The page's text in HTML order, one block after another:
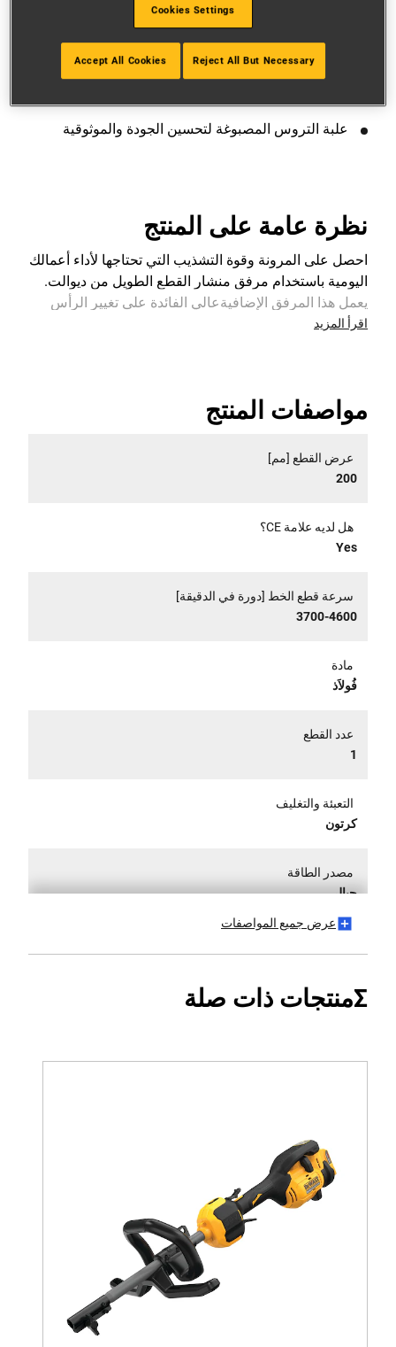
حماية إحترافية لتشغيل آمن
علبة التروس المصبوغة لتحسين الجودة والموثوقية
نظرة عامة على المنتج
احصل على المرونة وقوة التشذيب التي تحتاجها لأداء أعمالك
اليومية باستخدام مرفق منشار القطع الطويل من ديوالت.
يعمل هذا المرفق الإضافيةعالي الفائدة على تغيير الرأس
للوصول بشكل أكبر إلى الأماكن المختلفة. تتوفر مرفقات
إضافية للتحويل إلى أدوات خارجية أخرى.
اقرأ المزيد
مواصفات المنتج
عرض القطع [مم]
200
هل لديه علامة CE؟
Yes
سرعة قطع الخط [دورة في الدقيقة]
3700-4600
مادة
فُولاَذ
عدد القطع
1
التعبئة والتغليف
كرتون
مصدر الطاقة
حبالي
عرض جميع المواصفات
Σمنتجات ذات صلة
Cookies Settings
Reject All But Necessary
Accept All Cookies